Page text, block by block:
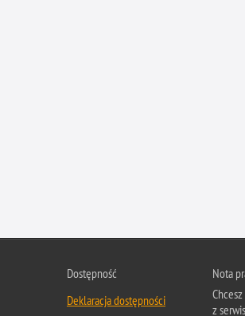
Dostępność
Deklaracja dostępności
Nota
z